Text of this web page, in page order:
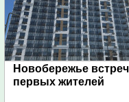
Новобережье
первых жителей